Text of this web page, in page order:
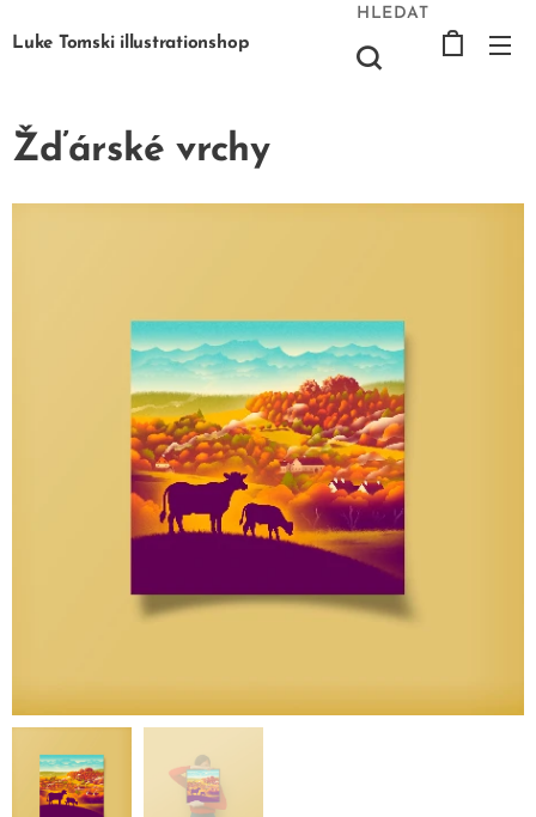
Luke Tomski illustrationshop
HLEDAT
Žďárské vrchy